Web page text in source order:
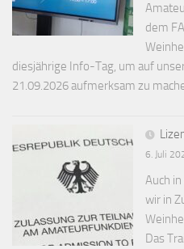
dem
diesjährige Info-Tag, um auf
21.09.2026 aufmerksam zu
6. Juli
Auch
wir in
Das